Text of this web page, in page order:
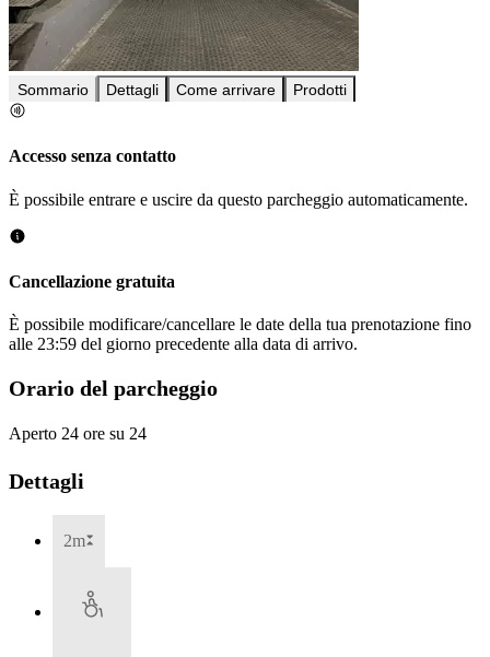
Sommario Dettagli Come arrivare Prodotti
Accesso senza contatto
È possibile entrare e uscire da questo parcheggio automaticamente.
Cancellazione gratuita
È possibile modificare/cancellare le date della tua prenotazione fino
alle 23:59 del giorno precedente alla data di arrivo.
Orario del parcheggio
Aperto 24 ore su 24
Dettagli
2m